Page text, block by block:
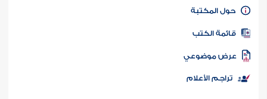
كتاب الأمة
المكتبة
الكتب
موضوعي